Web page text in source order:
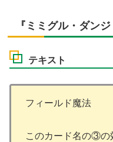
『ミミグル・ダンジ
テキスト
フィールド魔法
このカード名の③の